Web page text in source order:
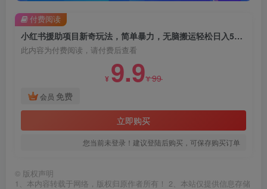
小红书援助项目新奇玩法，简单暴力，无脑搬运轻松日入500【揭秘】
此内容为付费阅读，请付费后查看
¥ 9.9¥99
会员 免费
立即购买
您当前未登录！建议登陆后购买，可保存购买订单
付费阅读
© 版权声明
1、本内容转载于网络，版权归原作者所有！ 2、本站仅提供信息存储